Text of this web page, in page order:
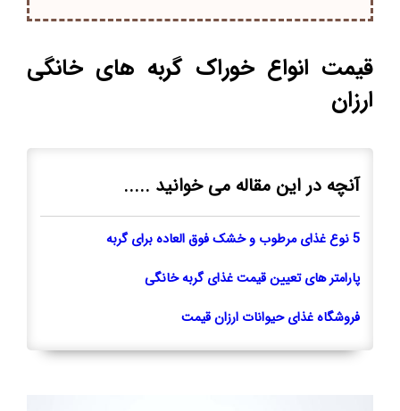
قیمت انواع خوراک گربه های خانگی
ارزان
آنچه در این مقاله می خوانید .....
5 نوع غذای مرطوب و خشک فوق العاده برای گربه
پارامتر های تعیین قیمت غذای گربه خانگی
فروشگاه غذای حیوانات ارزان قیمت